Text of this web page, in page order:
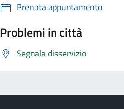
Prenota appuntamento
Problemi in città
Segnala disservizio